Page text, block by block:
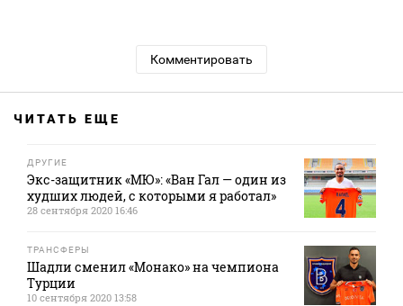
Комментировать
ЧИТАТЬ ЕЩЕ
ДРУГИЕ
Экс-защитник «МЮ»: «Ван Гал — один из
худших людей, с которыми я работал»
28 сентября 2020 16:46
ТРАНСФЕРЫ
Шадли сменил «Монако» на чемпиона
Турции
10 сентября 2020 13:58